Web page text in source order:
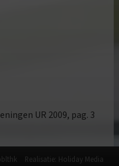
UR 2009, pag. 3
Realisatie: Holiday Media